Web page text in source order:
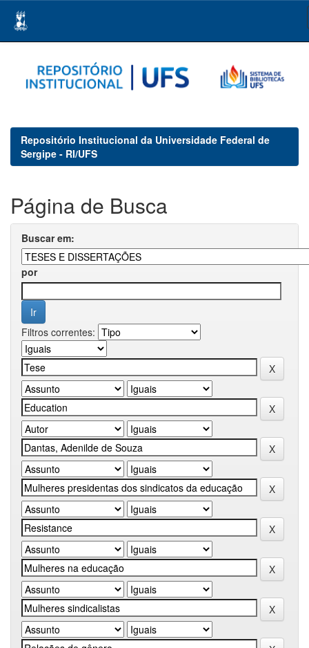
navigation
Repositório Institucional da Universidade Federal de
Sergipe - RI/UFS
Página de Busca
Buscar em:
por
Filtros correntes: